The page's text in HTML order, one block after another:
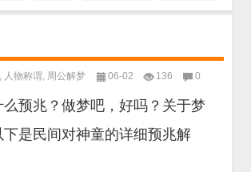
, 人物称谓, 周公解梦 06-02 136 0
预兆？做梦吧，好吗？关于梦
下是民间对神童的详细预兆解